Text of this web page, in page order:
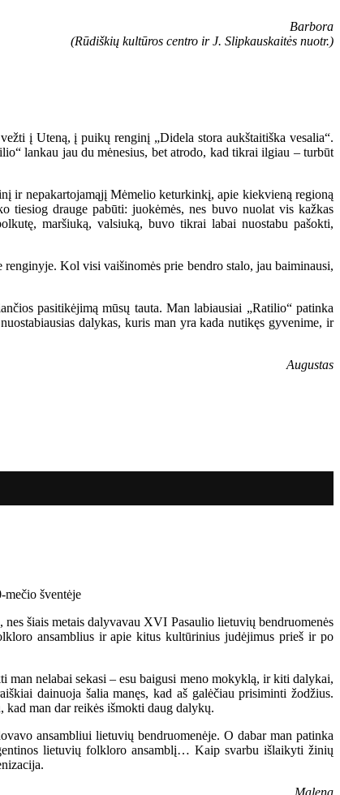
Barbora
(Rūdiškių kultūros centro ir J. Slipkauskaitės nuotr.)
į Uteną, į puikų renginį „Didela stora aukštaitiška vesalia“.
lankau jau du mėnesius, bet atrodo, kad tikrai ilgiau – turbūt
ir nepakartojamąjį Mėmelio keturkinkį, apie kiekvieną regioną
tiesiog drauge pabūti: juokėmės, nes buvo nuolat vis kažkas
maršiuką, valsiuką, buvo tikrai labai nuostabu pašokti,
Kol visi vaišinomės prie bendro stalo, jau baiminausi,
pasitikėjimą mūsų tauta. Man labiausiai „Ratilio“ patinka
dalykas, kuris man yra kada nutikęs gyvenime, ir
Augustas
šiais metais dalyvavau XVI Pasaulio lietuvių bendruomenės
ansamblius ir apie kitus kultūrinius judėjimus prieš ir po
nelabai sekasi – esu baigusi meno mokyklą, ir kiti dalykai,
dainuoja šalia manęs, kad aš galėčiau prisiminti žodžius.
kad man dar reikės išmokti daug dalykų.
ansambliui lietuvių bendruomenėje. O dabar man patinka
lietuvių folkloro ansamblį… Kaip svarbu išlaikyti žinių